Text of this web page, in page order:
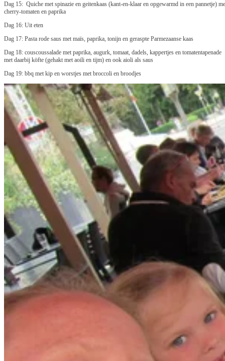
Dag 15: Quiche met spinazie en geitenkaas (kant-en-klaar en opgewarmd in een pannetje)
cherry-tomaten en paprika
Dag 16: Uit eten
Dag 17: Pasta rode saus met maïs, paprika, tonijn en geraspte Parmezaanse kaas
Dag 18: couscoussalade met paprika, augurk, tomaat, dadels, kappertjes en tomatentapenade
met daarbij köfte (gehakt met aoili en tijm) en ook aioli als saus
Dag 19: bbq met kip en worstjes met broccoli en broodjes